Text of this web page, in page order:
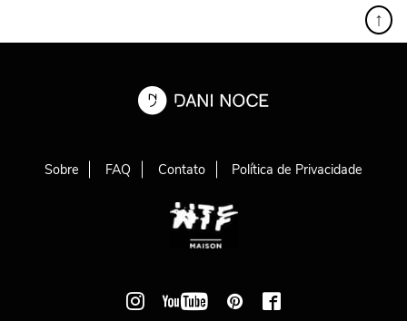
↑
Sobre FAQ Contato Política de Privacidade